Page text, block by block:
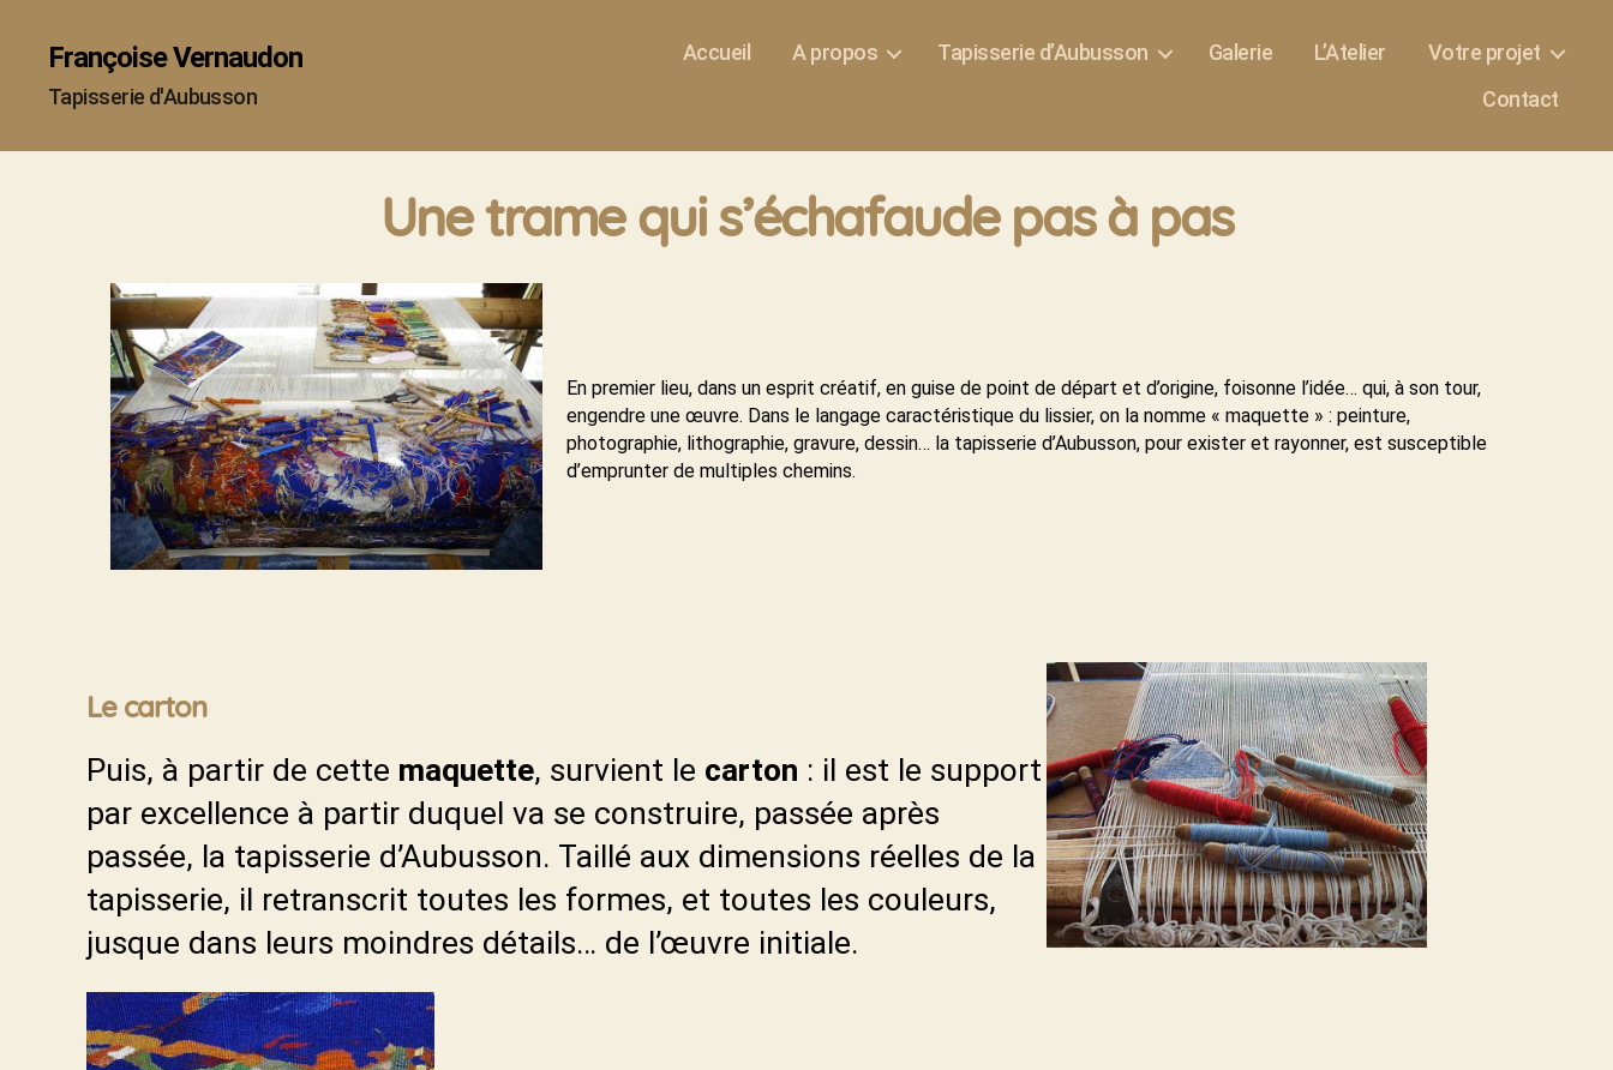
Françoise Vernaudon
Tapisserie d'Aubusson
Accueil A propos Tapisserie d’Aubusson Galerie L’Atelier
Votre projet
Contact
Une trame qui s’échafaude pas à pas
En premier lieu, dans un esprit créatif, en guise de point de départ et d’origine, foisonne l’idée… qui, à son tour,
engendre une œuvre. Dans le langage caractéristique du lissier, on la nomme « maquette » : peinture,
photographie, lithographie, gravure, dessin… la tapisserie d’Aubusson, pour exister et rayonner, est susceptible
d’emprunter de multiples chemins.
Le carton
Puis, à partir de cette maquette, survient le carton : il est le support
par excellence à partir duquel va se construire, passée après
passée, la tapisserie d’Aubusson. Taillé aux dimensions réelles de la
tapisserie, il retranscrit toutes les formes, et toutes les couleurs,
jusque dans leurs moindres détails… de l’œuvre initiale.